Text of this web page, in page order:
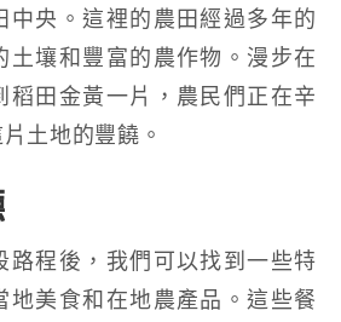
中央。這裡的農田經過多年的
土壤和豐富的農作物。漫步在
稻田金黃一片，農民們正在辛
土地的豐饒。
路程後，我們可以找到一些特
地美食和在地農產品。這些餐